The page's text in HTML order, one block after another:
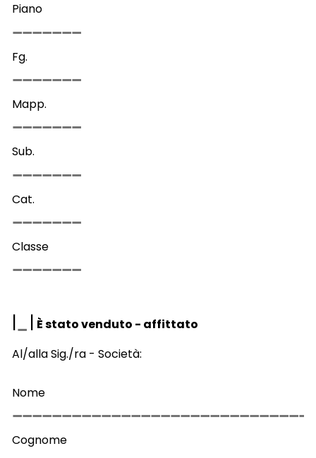
Piano
Fg.
Mapp.
Sub.
Cat.
Classe
| | È stato venduto - affittato
Al/alla Sig./ra - Società:
Nome
Cognome